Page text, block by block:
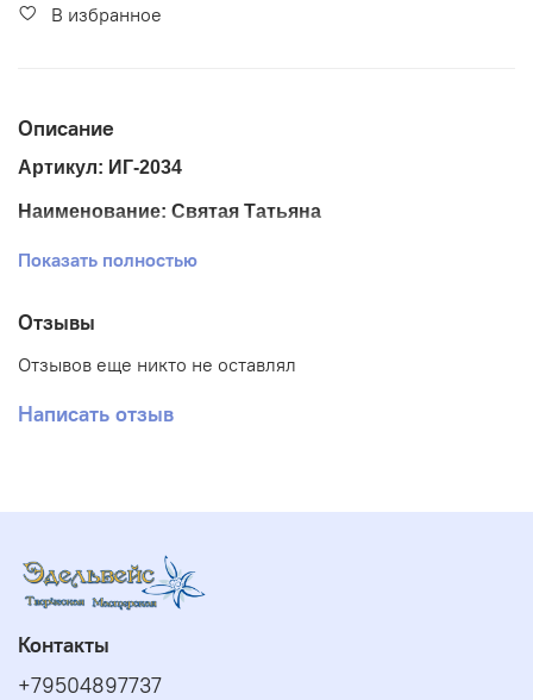
В избранное
Описание
Артикул: ИГ-2034
Наименование: Святая Татьяна
Размер ткани 25*33 см.
Показать полностью
Отзывы
Отзывов еще никто не оставлял
Написать отзыв
Контакты
+79504897737